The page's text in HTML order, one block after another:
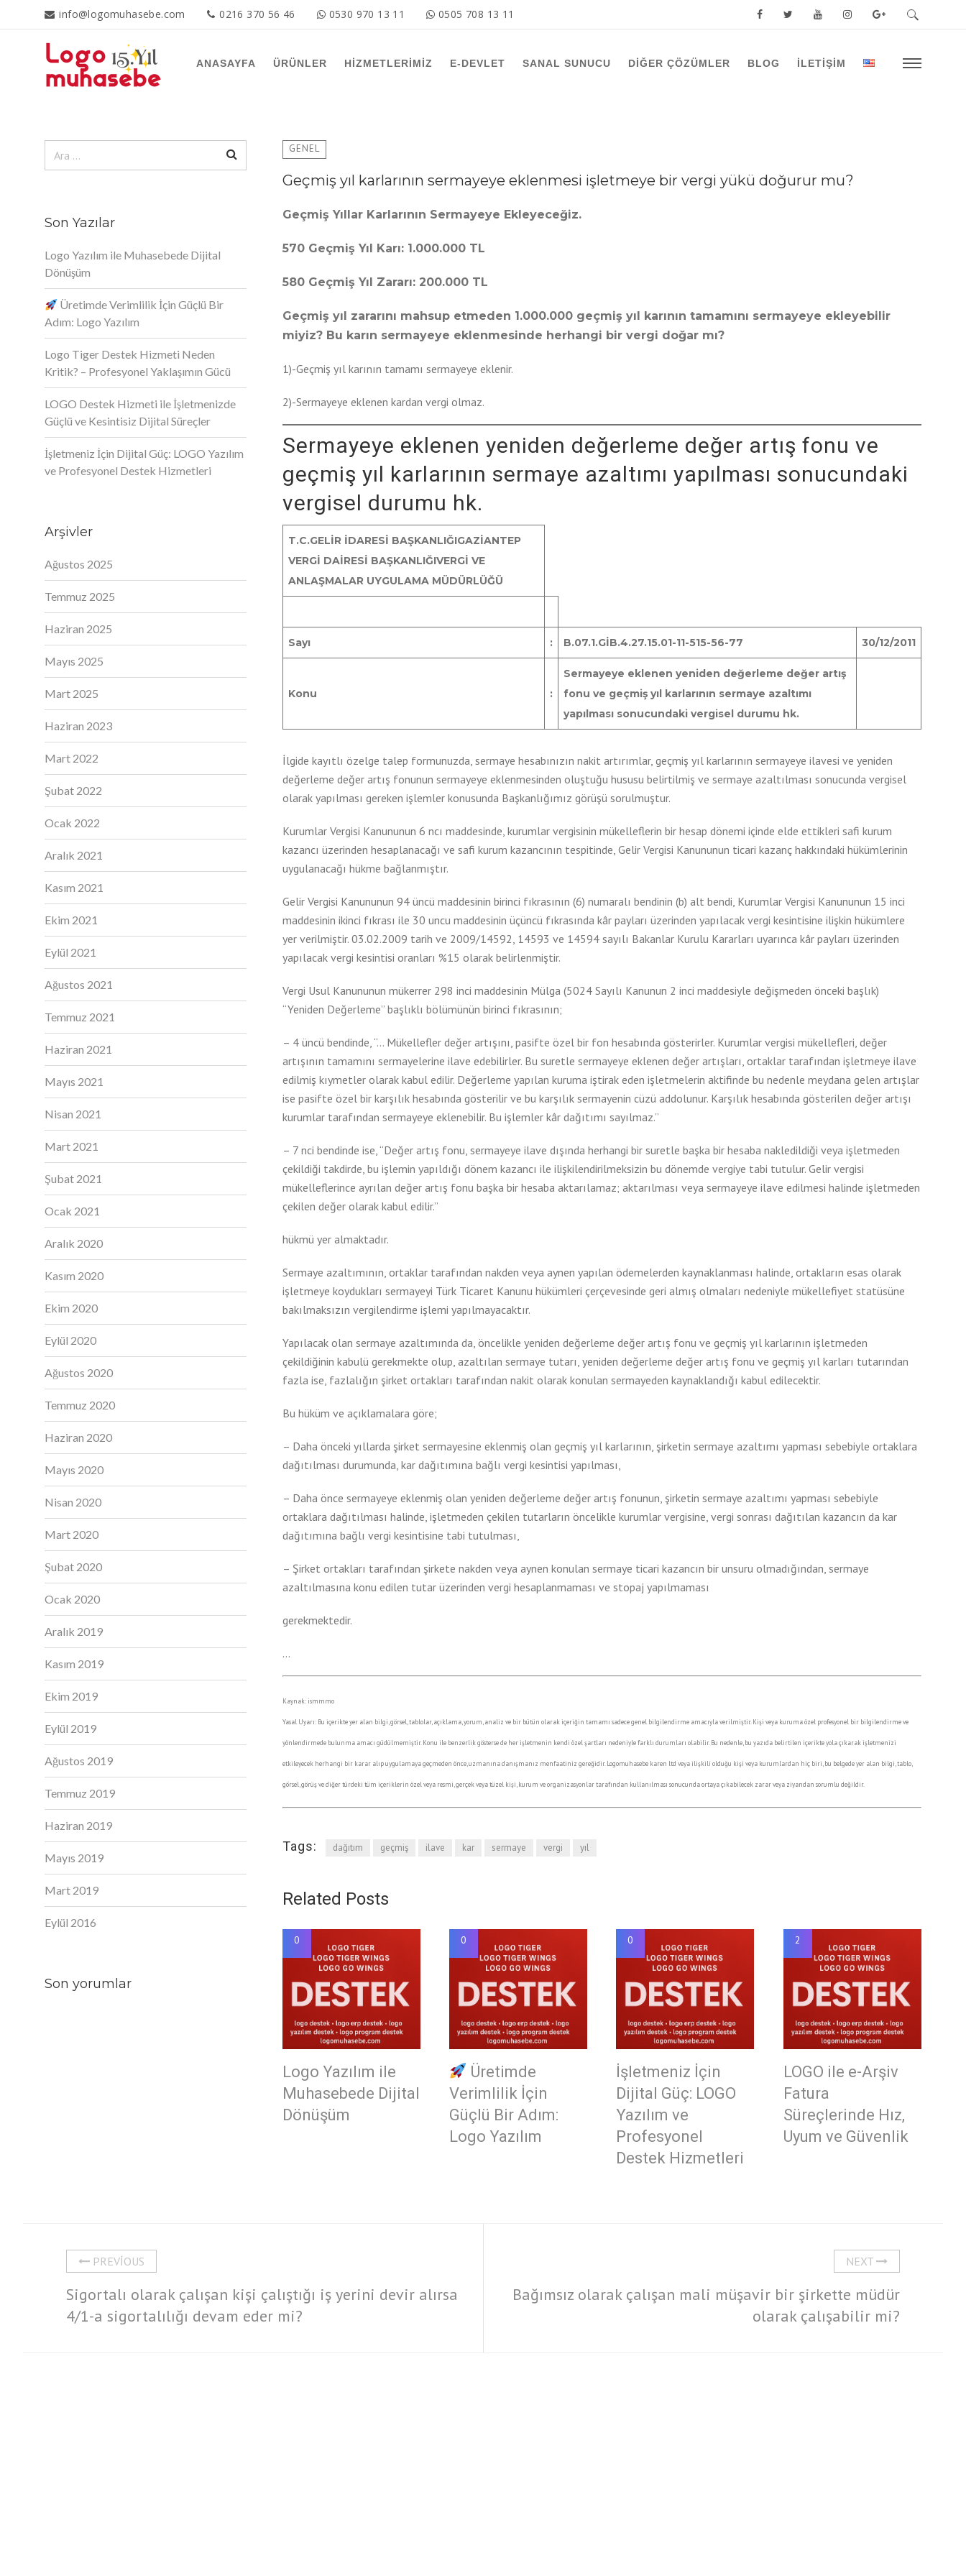
info@logomuhasebe.com 0216 370 56 46 0530 970 13 11 0505 708 13 11
ANASAYFA ÜRÜNLER HİZMETLERİMİZ E-DEVLET SANAL SUNUCU DİĞER ÇÖZÜMLER BLOG İLETİŞİM
GENEL
Geçmiş yıl karlarının sermayeye eklenmesi işletmeye bir vergi yükü doğurur mu?
Geçmiş Yıllar Karlarının Sermayeye Ekleyeceğiz.
570 Geçmiş Yıl Karı: 1.000.000 TL
580 Geçmiş Yıl Zararı: 200.000 TL
Geçmiş yıl zararını mahsup etmeden 1.000.000 geçmiş yıl karının tamamını sermayeye ekleyebilir
miyiz? Bu karın sermayeye eklenmesinde herhangi bir vergi doğar mı?
1)-Geçmiş yıl karının tamamı sermayeye eklenir.
2)-Sermayeye eklenen kardan vergi olmaz.
Sermayeye eklenen yeniden değerleme değer artış fonu ve
geçmiş yıl karlarının sermaye azaltımı yapılması sonucundaki
vergisel durumu hk.
T.C.GELİR İDARESİ BAŞKANLIĞIGAZİANTEP
VERGİ DAİRESİ BAŞKANLIĞIVERGİ VE
ANLAŞMALAR UYGULAMA MÜDÜRLÜĞÜ
Sayı : B.07.1.GİB.4.27.15.01-11-515-56-77 30/12/2011
Konu :
Sermayeye eklenen yeniden değerleme değer artış
fonu ve geçmiş yıl karlarının sermaye azaltımı
yapılması sonucundaki vergisel durumu hk.
İlgide kayıtlı özelge talep formunuzda, sermaye hesabınızın nakit artırımlar, geçmiş yıl karlarının sermayeye ilavesi ve yeniden
değerleme değer artış fonunun sermayeye eklenmesinden oluştuğu hususu belirtilmiş ve sermaye azaltılması sonucunda vergisel
olarak yapılması gereken işlemler konusunda Başkanlığımız görüşü sorulmuştur.
Kurumlar Vergisi Kanununun 6 ncı maddesinde, kurumlar vergisinin mükelleflerin bir hesap dönemi içinde elde ettikleri safi kurum
kazancı üzerinden hesaplanacağı ve safi kurum kazancının tespitinde, Gelir Vergisi Kanununun ticari kazanç hakkındaki hükümlerinin
uygulanacağı hükme bağlanmıştır.
Gelir Vergisi Kanununun 94 üncü maddesinin birinci fıkrasının (6) numaralı bendinin (b) alt bendi, Kurumlar Vergisi Kanununun 15 inci
maddesinin ikinci fıkrası ile 30 uncu maddesinin üçüncü fıkrasında kâr payları üzerinden yapılacak vergi kesintisine ilişkin hükümlere
yer verilmiştir. 03.02.2009 tarih ve 2009/14592, 14593 ve 14594 sayılı Bakanlar Kurulu Kararları uyarınca kâr payları üzerinden
yapılacak vergi kesintisi oranları %15 olarak belirlenmiştir.
Vergi Usul Kanununun mükerrer 298 inci maddesinin Mülga (5024 Sayılı Kanunun 2 inci maddesiyle değişmeden önceki başlık)
“Yeniden Değerleme” başlıklı bölümünün birinci fıkrasının;
– 4 üncü bendinde, “… Mükellefler değer artışını, pasifte özel bir fon hesabında gösterirler. Kurumlar vergisi mükellefleri, değer
artışının tamamını sermayelerine ilave edebilirler. Bu suretle sermayeye eklenen değer artışları, ortaklar tarafından işletmeye ilave
edilmiş kıymetler olarak kabul edilir. Değerleme yapılan kuruma iştirak eden işletmelerin aktifinde bu nedenle meydana gelen artışlar
ise pasifte özel bir karşılık hesabında gösterilir ve bu karşılık sermayenin cüzü addolunur. Karşılık hesabında gösterilen değer artışı
kurumlar tarafından sermayeye eklenebilir. Bu işlemler kâr dağıtımı sayılmaz.”
– 7 nci bendinde ise, “Değer artış fonu, sermayeye ilave dışında herhangi bir suretle başka bir hesaba nakledildiği veya işletmeden
çekildiği takdirde, bu işlemin yapıldığı dönem kazancı ile ilişkilendirilmeksizin bu dönemde vergiye tabi tutulur. Gelir vergisi
mükelleflerince ayrılan değer artış fonu başka bir hesaba aktarılamaz; aktarılması veya sermayeye ilave edilmesi halinde işletmeden
çekilen değer olarak kabul edilir.”
hükmü yer almaktadır.
Sermaye azaltımının, ortaklar tarafından nakden veya aynen yapılan ödemelerden kaynaklanması halinde, ortakların esas olarak
işletmeye koydukları sermayeyi Türk Ticaret Kanunu hükümleri çerçevesinde geri almış olmaları nedeniyle mükellefiyet statüsüne
bakılmaksızın vergilendirme işlemi yapılmayacaktır.
Yapılacak olan sermaye azaltımında da, öncelikle yeniden değerleme değer artış fonu ve geçmiş yıl karlarının işletmeden
çekildiğinin kabulü gerekmekte olup, azaltılan sermaye tutarı, yeniden değerleme değer artış fonu ve geçmiş yıl karları tutarından
fazla ise, fazlalığın şirket ortakları tarafından nakit olarak konulan sermayeden kaynaklandığı kabul edilecektir.
Bu hüküm ve açıklamalara göre;
– Daha önceki yıllarda şirket sermayesine eklenmiş olan geçmiş yıl karlarının, şirketin sermaye azaltımı yapması sebebiyle ortaklara
dağıtılması durumunda, kar dağıtımına bağlı vergi kesintisi yapılması,
– Daha önce sermayeye eklenmiş olan yeniden değerleme değer artış fonunun, şirketin sermaye azaltımı yapması sebebiyle
ortaklara dağıtılması halinde, işletmeden çekilen tutarların öncelikle kurumlar vergisine, vergi sonrası dağıtılan kazancın da kar
dağıtımına bağlı vergi kesintisine tabi tutulması,
– Şirket ortakları tarafından şirkete nakden veya aynen konulan sermaye ticari kazancın bir unsuru olmadığından, sermaye
azaltılmasına konu edilen tutar üzerinden vergi hesaplanmaması ve stopaj yapılmaması
gerekmektedir.
…
Kaynak: ismmmo
Yasal Uyarı: Bu içerikte yer alan bilgi, görsel, tablolar, açıklama, yorum, analiz ve bir bütün olarak içeriğin tamamı sadece genel bilgilendirme amacıyla verilmiştir. Kişi veya kuruma özel profesyonel bir bilgilendirme ve
yönlendirmede bulunma amacı güdülmemiştir. Konu ile benzerlik gösterse de her işletmenin kendi özel şartları nedeniyle farklı durumları olabilir. Bu nedenle, bu yazıda belirtilen içerikte yola çıkarak işletmenizi
etkileyecek herhangi bir karar alıp uygulamaya geçmeden önce, uzmanına danışmanız menfaatiniz gereğidir. Logomuhasebe karen ltd veya ilişkili olduğu kişi veya kurumlardan hiç biri, bu belgede yer alan bilgi, tablo,
görsel, görüş ve diğer türdeki tüm içeriklerin özel veya resmi, gerçek veya tüzel kişi, kurum ve organizasyonlar tarafından kullanılması sonucunda ortaya çıkabilecek zarar veya ziyandan sorumlu değildir.
Tags: dağıtım geçmiş ilave kar sermaye vergi yıl
Related Posts
0
Logo Yazılım ile
Muhasebede Dijital
Dönüşüm
0
Üretimde
Verimlilik İçin
Güçlü Bir Adım:
Logo Yazılım
0
İşletmeniz İçin
Dijital Güç: LOGO
Yazılım ve
Profesyonel
Destek Hizmetleri
2
LOGO ile e-Arşiv
Fatura
Süreçlerinde Hız,
Uyum ve Güvenlik
Son Yazılar
Logo Yazılım ile Muhasebede Dijital
Dönüşüm
Üretimde Verimlilik İçin Güçlü Bir
Adım: Logo Yazılım
Logo Tiger Destek Hizmeti Neden
Kritik? – Profesyonel Yaklaşımın Gücü
LOGO Destek Hizmeti ile İşletmenizde
Güçlü ve Kesintisiz Dijital Süreçler
İşletmeniz İçin Dijital Güç: LOGO Yazılım
ve Profesyonel Destek Hizmetleri
Arşivler
Ağustos 2025
Temmuz 2025
Haziran 2025
Mayıs 2025
Mart 2025
Haziran 2023
Mart 2022
Şubat 2022
Ocak 2022
Aralık 2021
Kasım 2021
Ekim 2021
Eylül 2021
Ağustos 2021
Temmuz 2021
Haziran 2021
Mayıs 2021
Nisan 2021
Mart 2021
Şubat 2021
Ocak 2021
Aralık 2020
Kasım 2020
Ekim 2020
Eylül 2020
Ağustos 2020
Temmuz 2020
Haziran 2020
Mayıs 2020
Nisan 2020
Mart 2020
Şubat 2020
Ocak 2020
Aralık 2019
Kasım 2019
Ekim 2019
Eylül 2019
Ağustos 2019
Temmuz 2019
Haziran 2019
Mayıs 2019
Mart 2019
Eylül 2016
Son yorumlar
PREVIOUS
Sigortalı olarak çalışan kişi çalıştığı iş yerini devir alırsa
4/1-a sigortalılığı devam eder mi?
NEXT
Bağımsız olarak çalışan mali müşavir bir şirkette müdür
olarak çalışabilir mi?